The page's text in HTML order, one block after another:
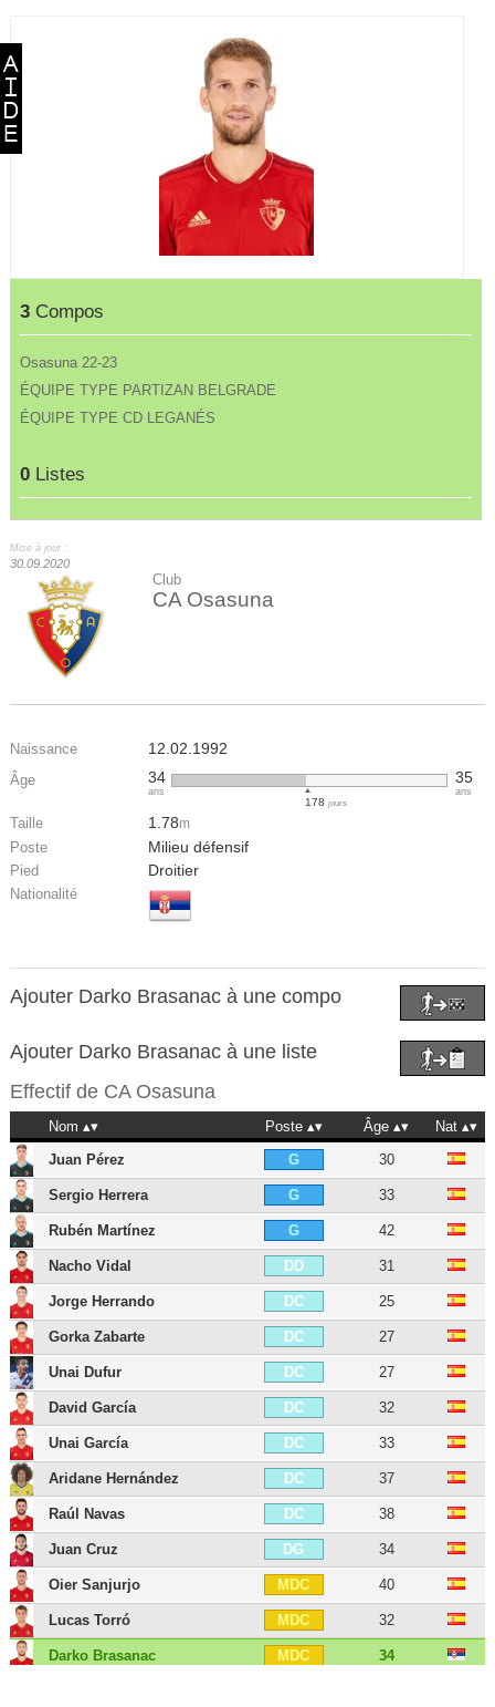
3 Compos
Osasuna 22-23
ÉQUIPE TYPE PARTIZAN BELGRADE
ÉQUIPE TYPE CD LEGANÉS
0 Listes
Mise à jour :
30.09.2020
Club
CA Osasuna
Naissance 12.02.1992
Âge 34
ans
178jours
35
ans
Taille 1.78m
Poste Milieu défensif
Pied Droitier
Nationalité
Ajouter Darko Brasanac à une compo
Ajouter Darko Brasanac à une liste
Effectif de CA Osasuna
Nom Poste Âge
Nat
Juan Pérez
G 30
Sergio Herrera G 33
Rubén Martínez G 42
Nacho Vidal DD 31
Jorge Herrando DC 25
Gorka Zabarte DC 27
Unai Dufur DC 27
David García DC 32
Unai García DC 33
Aridane Hernández DC 37
Raúl Navas DC 38
Juan Cruz DG 34
Oier Sanjurjo MDC 40
Lucas Torró MDC 32
Darko Brasanac MDC 34